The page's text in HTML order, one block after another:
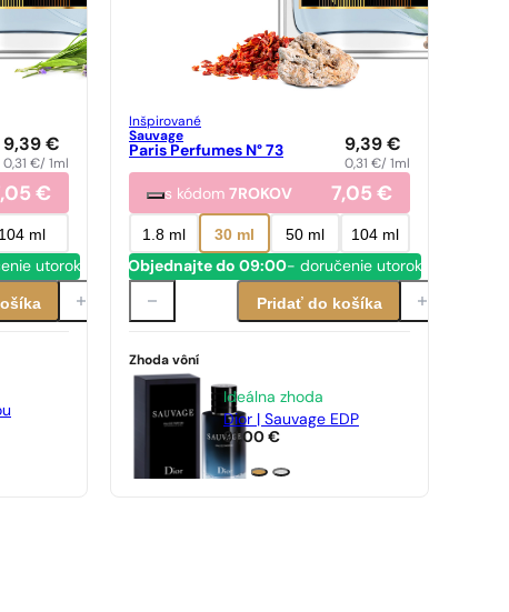
9,39 €
0,31 €/ 1ml
€
104 ml
utorok
Inšpirované
Sauvage
Paris Perfumes N° 73 9,39 €
0,31 €/ 1ml
s kódom 7ROKOV 7,05 €
1.8 ml 30 ml 50 ml 104 ml
Objednajte do 09:00- doručenie utorok
Pridať do košíka
Zhoda vôní
Ideálna zhoda
Dior | Sauvage EDP
91,00 €